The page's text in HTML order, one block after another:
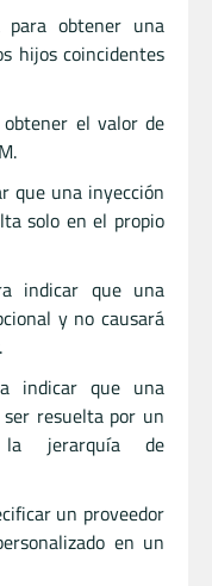
para obtener una
hijos coincidentes
el valor de
que una inyección
solo en el propio
indicar que una
y no causará
indicar que una
ser resuelta por un
la jerarquía de
un proveedor
en un